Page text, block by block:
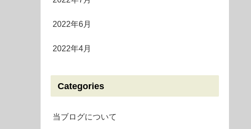
2022年6月
2022年4月
Categories
当ブログについて